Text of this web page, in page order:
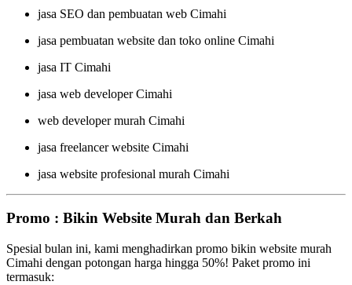
jasa SEO dan pembuatan web Cimahi
jasa pembuatan website dan toko online Cimahi
jasa IT Cimahi
jasa web developer Cimahi
web developer murah Cimahi
jasa freelancer website Cimahi
jasa website profesional murah Cimahi
Promo : Bikin Website Murah dan Berkah
Spesial bulan ini, kami menghadirkan promo bikin website murah
Cimahi dengan potongan harga hingga 50%! Paket promo ini
termasuk: